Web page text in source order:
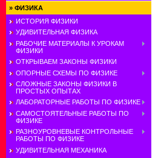
» ФИЗИКА
ИСТОРИЯ ФИЗИКИ
УДИВИТЕЛЬНАЯ ФИЗИКА
РАБОЧИЕ МАТЕРИАЛЫ К УРОКАМ
ФИЗИКИ
ОТКРЫВАЕМ ЗАКОНЫ ФИЗИКИ
ОПОРНЫЕ СХЕМЫ ПО ФИЗИКЕ
СЛОЖНЫЕ ЗАКОНЫ ФИЗИКИ В
ПРОСТЫХ ОПЫТАХ
ЛАБОРАТОРНЫЕ РАБОТЫ ПО ФИЗИКЕ
САМОСТОЯТЕЛЬНЫЕ РАБОТЫ ПО
ФИЗИКЕ
РАЗНОУРОВНЕВЫЕ КОНТРОЛЬНЫЕ
РАБОТЫ ПО ФИЗИКЕ
УДИВИТЕЛЬНАЯ МЕХАНИКА